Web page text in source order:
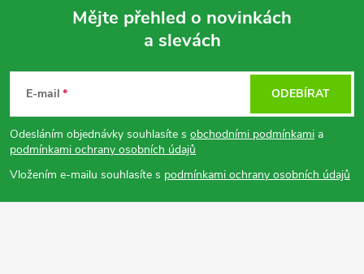
p
a
t
Mějte přehled o novinkách
a slevách
E-mail
Odesláním objednávky souhlasíte s obchodními podmínkami a
podmínkami ochrany osobních údajů
Vložením e-mailu souhlasíte s podmínkami ochrany osobních údajů
ODEBÍRAT